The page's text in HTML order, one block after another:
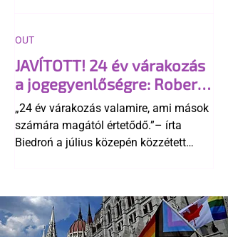
egyértelműen tiltja a házasságuk
elismerését. Közben az ellenzéken belül
is vita robbant ki arról, hogy vissza
kellene-e vonni a kormány konzervatív
alkotmánymódosítását
JAVÍTOTT! 24 év várakozás
a jogegyenlőségre: Robert
Biedroń megindító üzenete
a lengyel bejegyzett
élettársi kapcsolatokért
„24 év várakozás valamire, ami mások
számára magától értetődő.”– írta
Biedroń a július közepén közzétett
OUT